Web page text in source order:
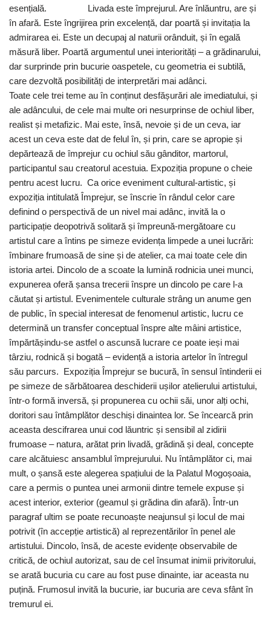
esențială. Livada este împrejurul. Are înlăuntru, are și
în afară. Este îngrijirea prin excelență, dar poartă și invitația la
admirarea ei. Este un decupaj al naturii orânduit, și în egală
măsură liber. Poartă argumentul unei interiorități – a grădinarului,
dar surprinde prin bucurie oaspetele, cu geometria ei subtilă,
care dezvoltă posibilități de interpretări mai adânci.
Toate cele trei teme au în conținut desfășurări ale imediatului, și
ale adâncului, de cele mai multe ori nesurprinse de ochiul liber,
realist și metafizic. Mai este, însă, nevoie și de un ceva, iar
acest un ceva este dat de felul în, și prin, care se apropie și
depărtează de împrejur cu ochiul său gânditor, martorul,
participantul sau creatorul acestuia. Expoziția propune o cheie
pentru acest lucru. Ca orice eveniment cultural-artistic, și
expoziția intitulată Împrejur, se înscrie în rândul celor care
definind o perspectivă de un nivel mai adânc, invită la o
participație deopotrivă solitară și împreună-mergătoare cu
artistul care a întins pe simeze evidența limpede a unei lucrări:
îmbinare frumoasă de sine și de atelier, ca mai toate cele din
istoria artei. Dincolo de a scoate la lumină rodnicia unei munci,
expunerea oferă șansa trecerii înspre un dincolo pe care l-a
căutat și artistul. Evenimentele culturale strâng un anume gen
de public, în special interesat de fenomenul artistic, lucru ce
determină un transfer conceptual înspre alte mâini artistice,
împărtășindu-se astfel o ascunsă lucrare ce poate ieși mai
târziu, rodnică și bogată – evidență a istoria artelor în întregul
său parcurs. Expoziția Împrejur se bucură, în sensul întinderii ei
pe simeze de sărbătoarea deschiderii ușilor atelierului artistului,
într-o formă inversă, și propunerea cu ochii săi, unor alți ochi,
doritori sau întâmplător deschiși dinaintea lor. Se încearcă prin
aceasta descifrarea unui cod lăuntric și sensibil al zidirii
frumoase – natura, arătat prin livadă, grădină și deal, concepte
care alcătuiesc ansamblul împrejurului. Nu întâmplător ci, mai
mult, o șansă este alegerea spațiului de la Palatul Mogoșoaia,
care a permis o puntea unei armonii dintre temele expuse și
acest interior, exterior (geamul și grădina din afară). Într-un
paragraf ultim se poate recunoaște neajunsul și locul de mai
potrivit (în accepție artistică) al reprezentărilor în penel ale
artistului. Dincolo, însă, de aceste evidențe observabile de
critică, de ochiul autorizat, sau de cel însumat inimii privitorului,
se arată bucuria cu care au fost puse dinainte, iar aceasta nu
puțină. Frumosul invită la bucurie, iar bucuria are ceva sfânt în
tremurul ei.